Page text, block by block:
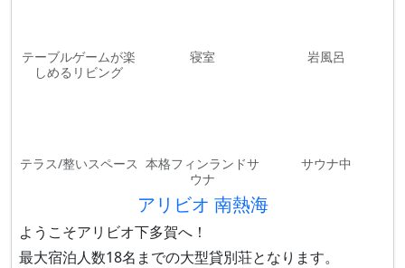
テーブルゲームが楽
しめるリビング
寝室 岩風呂
テラス/整いスペース 本格フィンランドサ
ウナ
サウナ中
アリビオ 南熱海
ようこそアリビオ下多賀へ！
最大宿泊人数18名までの大型貸別荘となります。